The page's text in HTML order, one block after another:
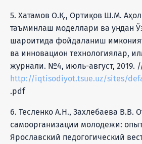
5. Хатамов О.Қ., Ортиқов Ш.М.
таъминлаш моделлари ва ундан
шароитида фойдаланиш
ва инновацион технологиялар,
журнали. №4, июль-август, 2019.
http://iqtisodiyot.tsue.uz/sites/default/files/
.pdf
6. Тесленко А.Н., Захлебаева В.В.
самоорганизации молодежи:
Ярославский педогогический